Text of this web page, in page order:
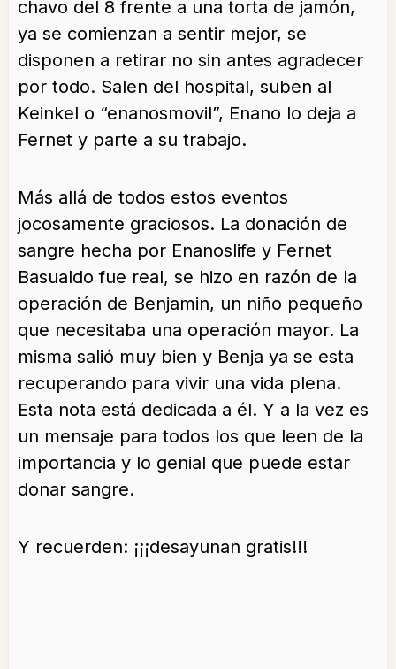
chavo del 8 frente a una torta de jamón,
ya se comienzan a sentir mejor, se
disponen a retirar no sin antes agradecer
por todo. Salen del hospital, suben al
Keinkel o “enanosmovil”, Enano lo deja a
Fernet y parte a su trabajo.
Más allá de todos estos eventos
jocosamente graciosos. La donación de
sangre hecha por Enanoslife y Fernet
Basualdo fue real, se hizo en razón de la
operación de Benjamin, un niño pequeño
que necesitaba una operación mayor. La
misma salió muy bien y Benja ya se esta
recuperando para vivir una vida plena.
Esta nota está dedicada a él. Y a la vez es
un mensaje para todos los que leen de la
importancia y lo genial que puede estar
donar sangre.
Y recuerden: ¡¡¡desayunan gratis!!!